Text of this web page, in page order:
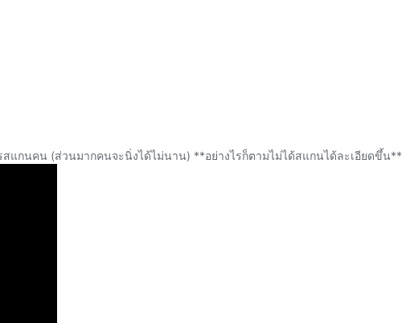
แกนคน (ส่วนมากคนจะนิ่งได้ไม่นาน) **อย่างไรก็ตามไม่ได้สแกนได้ละเอียดขึ้น**